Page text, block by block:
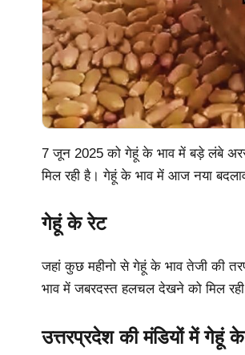
7 जून 2025 को गेहूं के भाव में बड़े लंबे
मिल रही है। गेहूं के भाव में आज नया
गेहूं के रेट
जहां कुछ महीनो से गेहूं के भाव तेजी की
भाव में जबरदस्त हलचल देखने को मिल
उत्तरप्रदेश की मंडियों में गेहूं